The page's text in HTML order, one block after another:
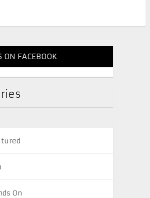
ON FACEBOOK
On